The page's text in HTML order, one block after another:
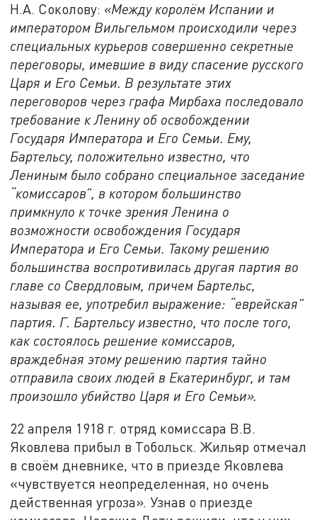
Н.А. Соколову: «Между королём Испании и
императором Вильгельмом происходили через
специальных курьеров совершенно секретные
переговоры, имевшие в виду спасение русского
Царя и Его Семьи. В результате этих
переговоров через графа Мирбаха последовало
требование к Ленину об освобождении
Государя Императора и Его Семьи. Ему,
Бартельсу, положительно известно, что
Лениным было собрано специальное заседание
“комиссаров”, в котором большинство
примкнуло к точке зрения Ленина о
возможности освобождения Государя
Императора и Его Семьи. Такому решению
большинства воспротивилась другая партия во
главе со Свердловым, причем Бартельс,
называя ее, употребил выражение: “еврейская”
партия. Г. Бартельсу известно, что после того,
как состоялось решение комиссаров,
враждебная этому решению партия тайно
отправила своих людей в Екатеринбург, и там
произошло убийство Царя и Его Семьи».
22 апреля 1918 г. отряд комиссара В.В.
Яковлева прибыл в Тобольск. Жильяр отмечал
в своём дневнике, что в приезде Яковлева
«чувствуется неопределенная, но очень
действенная угроза». Узнав о приезде